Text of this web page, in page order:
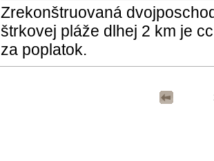
Zrekonštruovaná
štrkovej pláže dlhej 2 km je
za poplatok.